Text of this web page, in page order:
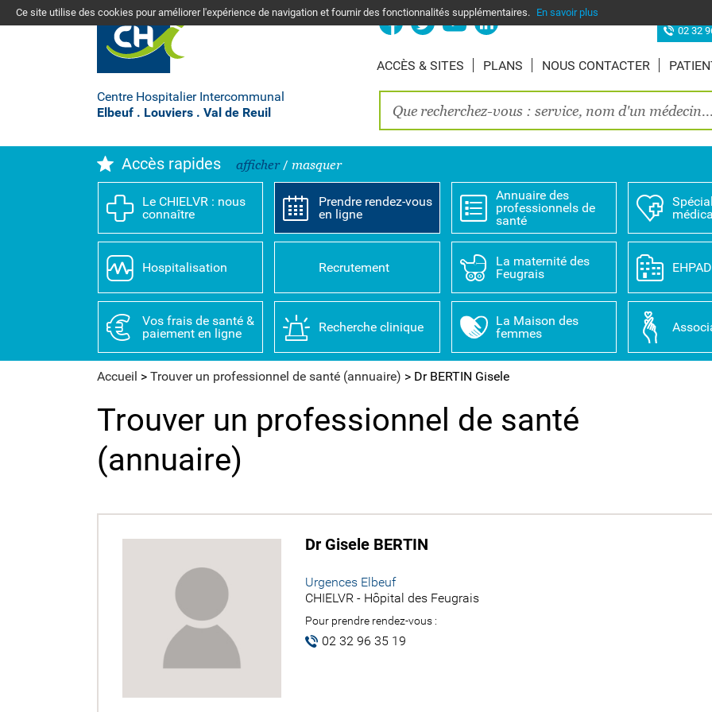
Ce site utilise des cookies pour améliorer l'expérience de navigation et fournir des fonctionnalités supplémentaires. En savoir plus
Centre Hospitalier Intercommunal
Elbeuf . Louviers . Val de Reuil
02 32
ACCÈS & SITES PLANS NOUS CONTACTER
Accès rapides afficher/ masquer
Le CHIELVR : nous
connaître
Prendre rendez-vous
en ligne
Annuaire des
professionnels de
santé
Hospitalisation Recrutement
La maternité des
Feugrais
EHPAD
Vos frais de santé &
paiement en ligne
Recherche clinique
La Maison des
femmes
Accueil > Trouver un professionnel de santé (annuaire) > Dr BERTIN Gisele
Trouver un professionnel de santé
(annuaire)
Dr Gisele BERTIN
Urgences Elbeuf
CHIELVR - Hôpital des Feugrais
Pour prendre rendez-vous :
02 32 96 35 19